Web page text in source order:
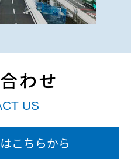
わせ
US
こちらから